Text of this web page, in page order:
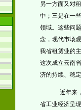
另一方面又对
中；三是在一
领域。这些问
念，现代市场
我省租赁业的
这次成立云南
济的持续、稳定
近年来
省工业经济呈